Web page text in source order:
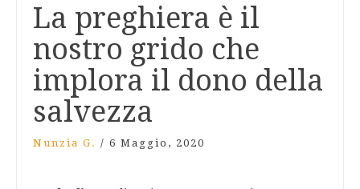
La preghiera è il
nostro grido che
implora il dono della
salvezza
Nunzia G. / 6 Maggio, 2020